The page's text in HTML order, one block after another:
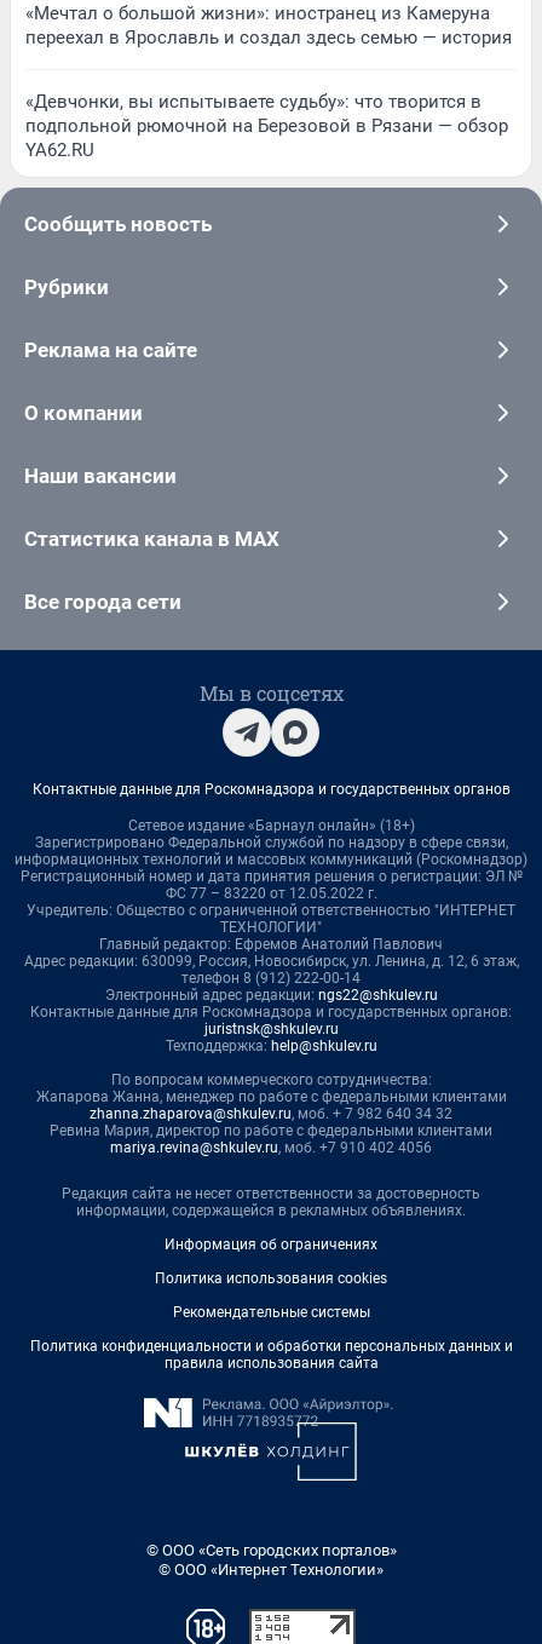
«Мечтал о большой жизни»: иностранец из Камеруна
переехал в Ярославль и создал здесь семью — история
«Девчонки, вы испытываете судьбу»: что творится в
подпольной рюмочной на Березовой в Рязани — обзор
YA62.RU
Сообщить новость
Рубрики
Реклама на сайте
О компании
Наши вакансии
Статистика канала в MAX
Все города сети
Мы в соцсетях
Контактные данные для Роскомнадзора и государственных органов
Сетевое издание «Барнаул онлайн» (18+)
Зарегистрировано Федеральной службой по надзору в сфере связи,
информационных технологий и массовых коммуникаций (Роскомнадзор)
Регистрационный номер и дата принятия решения о регистрации: ЭЛ №
ФС 77 – 83220 от 12.05.2022 г.
Учредитель: Общество с ограниченной ответственностью "ИНТЕРНЕТ
ТЕХНОЛОГИИ"
Главный редактор: Ефремов Анатолий Павлович
Адрес редакции: 630099, Россия, Новосибирск, ул. Ленина, д. 12, 6 этаж,
телефон 8 (912) 222-00-14
Электронный адрес редакции: ngs22@shkulev.ru
Контактные данные для Роскомнадзора и государственных органов:
juristnsk@shkulev.ru
Техподдержка: help@shkulev.ru
По вопросам коммерческого сотрудничества:
Жапарова Жанна, менеджер по работе с федеральными клиентами
zhanna.zhaparova@shkulev.ru, моб. + 7 982 640 34 32
Ревина Мария, директор по работе с федеральными клиентами
mariya.revina@shkulev.ru, моб. +7 910 402 4056
Редакция сайта не несет ответственности за достоверность
информации, содержащейся в рекламных объявлениях.
Информация об ограничениях
Политика использования cookies
Рекомендательные системы
Политика конфиденциальности и обработки персональных данных и
правила использования сайта
© ООО «Сеть городских порталов»
© ООО «Интернет Технологии»